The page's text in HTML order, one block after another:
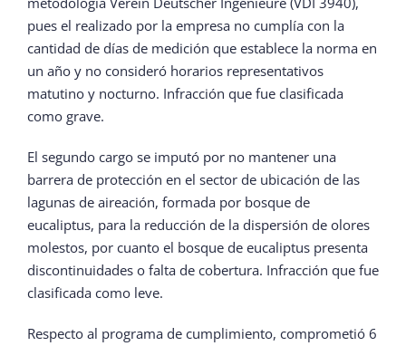
pues el realizado por la empresa no cumplía con la
cantidad de días de medición que establece la norma en
un año y no consideró horarios representativos
matutino y nocturno. Infracción que fue clasificada
como grave.
El segundo cargo se imputó por no mantener una
barrera de protección en el sector de ubicación de las
lagunas de aireación, formada por bosque de
eucaliptus, para la reducción de la dispersión de olores
molestos, por cuanto el bosque de eucaliptus presenta
discontinuidades o falta de cobertura. Infracción que fue
clasificada como leve.
Respecto al programa de cumplimiento, comprometió 6